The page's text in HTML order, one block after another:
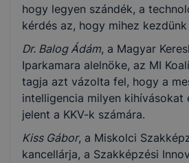
hogy legyen szándék, a
kérdés az, hogy mihez kezdünk
Dr. Balog Ádám, a Magyar
Iparkamara alelnöke, az MI
tagja azt vázolta fel, hogy a
intelligencia milyen kihívásokat
jelent a KKV-k számára.
Kiss Gábor, a Miskolci
kancellárja, a Szakképzési